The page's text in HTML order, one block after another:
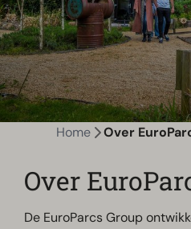
Home Over
Over
De EuroParcs Group